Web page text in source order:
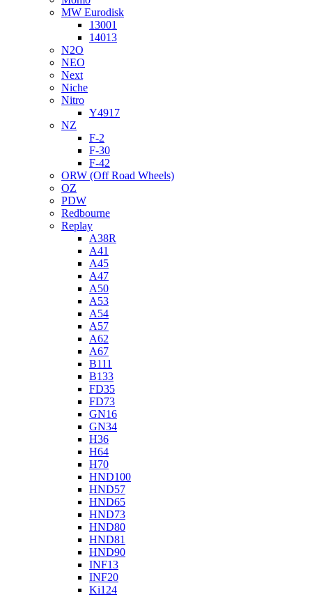
MW Eurodisk
13001
14013
N2O
NEO
Next
Niche
Nitro
Y4917
NZ
F-2
F-30
F-42
ORW (Off Road Wheels)
OZ
PDW
Redbourne
Replay
A38R
A41
A45
A47
A50
A53
A54
A57
A62
A67
B111
B133
FD35
FD73
GN16
GN34
H36
H64
H70
HND100
HND57
HND65
HND73
HND80
HND81
HND90
INF13
INF20
Ki124